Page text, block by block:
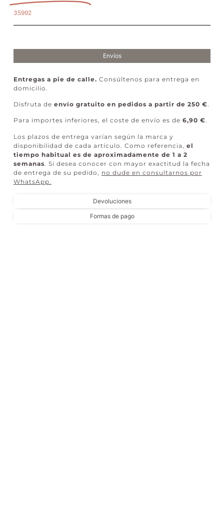
35992
Envíos
Devoluciones
Formas de pago
Entregas a pie de calle. Consúltenos para entrega en
domicilio.
Disfruta de envío gratuito en pedidos a partir de 250 €.
Para importes inferiores, el coste de envío es de 6,90 €.
Los plazos de entrega varían según la marca y
disponibilidad de cada artículo. Como referencia, el
tiempo habitual es de aproximadamente de 1 a 2
semanas . Si desea conocer con mayor exactitud la fecha
de entrega de su pedido, no dude en consultarnos por
WhatsApp